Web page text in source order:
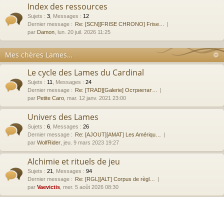
Index des ressources
Sujets : 3 Messages : 12
Dernier message : Re: [SCN][FRISE CHRONO] Frise…
par Damon , lun. 20 juil. 2026 11:25
Mes chères Lames…
Le cycle des Lames du Cardinal
Sujets : 11 Messages : 24
Dernier message : Re: [TRAD][Galerie] Остриетат…
par Petite Caro , mar. 12 janv. 2021 23:00
Univers des Lames
Sujets : 6 Messages : 26
Dernier message : Re: [AJOUT][AMAT] Les Amériqu…
par WolfRider , jeu. 9 mars 2023 19:27
Alchimie et rituels de jeu
Sujets : 21 Messages : 94
Dernier message : Re: [RGL][ALT] Corpus de règl…
par Vaevictis , mer. 5 août 2026 08:30